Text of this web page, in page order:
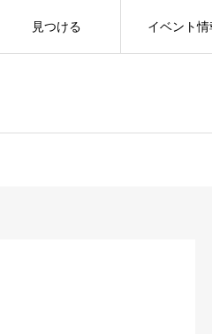
見つける イベント情